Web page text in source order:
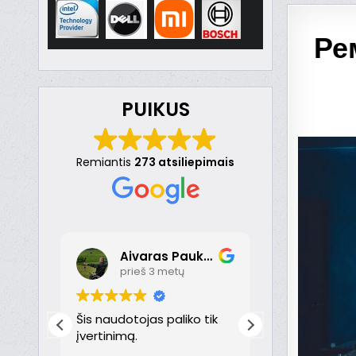
PUIKUS
Remiantis 273 atsiliepimais
Aivaras Paukste
prieš 3 metų
Šis naudotojas paliko tik
įvertinimą.
prieš